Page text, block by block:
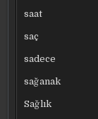
saat
saç
sadece
sağanak
Sağlık